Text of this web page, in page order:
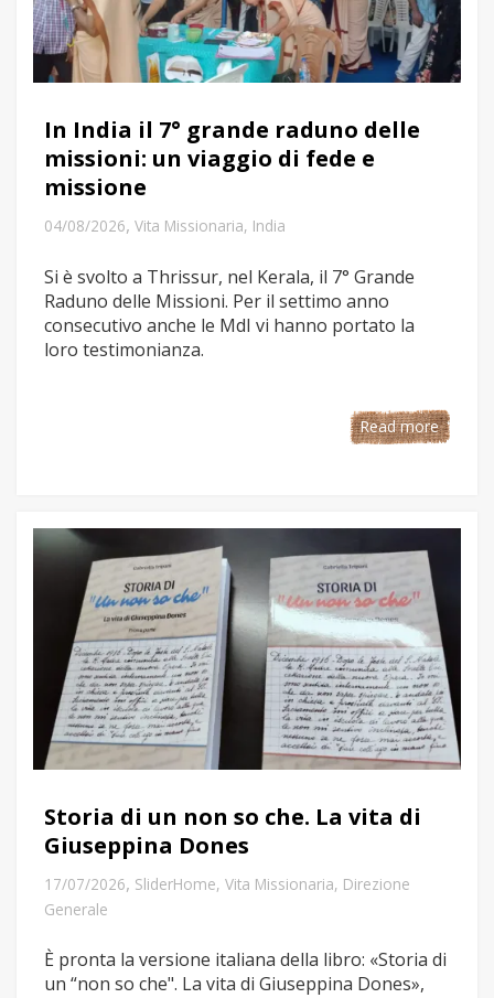
In India il 7° grande raduno delle
missioni: un viaggio di fede e
missione
04/08/2026, Vita Missionaria, India
Si è svolto a Thrissur, nel Kerala, il 7° Grande
Raduno delle Missioni. Per il settimo anno
consecutivo anche le MdI vi hanno portato la
loro testimonianza.
Read more
Storia di un non so che. La vita di
Giuseppina Dones
17/07/2026, SliderHome, Vita Missionaria, Direzione
Generale
È pronta la versione italiana della libro: «Storia di
un “non so che". La vita di Giuseppina Dones»,